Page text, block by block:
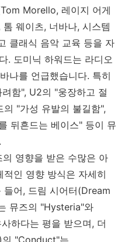
Morello, 레이지 어게
톰 웨이츠, 너바나, 시스템
클래식 음악 교육 등을 자
. 도미닉 하워드는 라디오
나를 언급했습니다. 특히
려함", U2의 "웅장하고 절
의 "가성 유발의 불길함",
뒤흔드는 베이스" 등이 뮤
.
의 영향을 받은 수많은 아
적인 영향 방식은 자세히
들어, 드림 시어터(Dream
뮤즈의 "Hysteria"와
하다는 평을 받으며, 더
의 "Conduct"는